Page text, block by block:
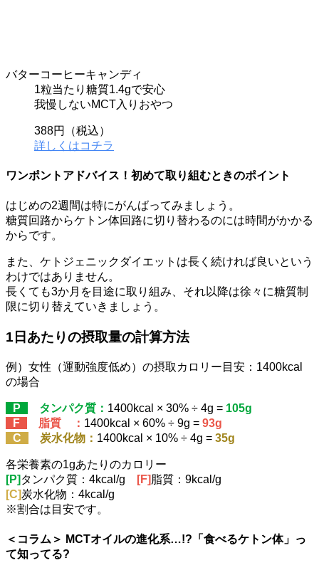
バターコーヒーキャンディ
1粒当たり糖質1.4gで安心
我慢しないMCT入りおやつ
388円（税込）
詳しくはコチラ
ワンポントアドバイス！初めて取り組むときのポイント
はじめの2週間は特にがんばってみましょう。
糖質回路からケトン体回路に切り替わるのには時間がかかる
からです。
また、ケトジェニックダイエットは長く続ければ良いという
わけではありません。
長くても3か月を目途に取り組み、それ以降は徐々に糖質制
限に切り替えていきましょう。
1日あたりの摂取量の計算方法
例）女性（運動強度低め）の摂取カロリー目安：1400kcal
の場合
P タンパク質： 1400kcal × 30% ÷ 4g = 105g
F
脂質 ： 1400kcal × 60% ÷ 9g = 93g
C
炭水化物： 1400kcal × 10% ÷ 4g = 35g
各栄養素の1gあたりのカロリー
[P] タンパク質：4kcal/g [F] 脂質：9kcal/g
[C]炭水化物：4kcal/g
※割合は目安です。
＜コラム＞ MCTオイルの進化系…!?「食べるケトン体」っ
て知ってる?